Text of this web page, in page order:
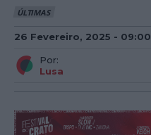
ÚLTIMAS
26 Fevereiro, 2025 - 09:00
Por:
Lusa